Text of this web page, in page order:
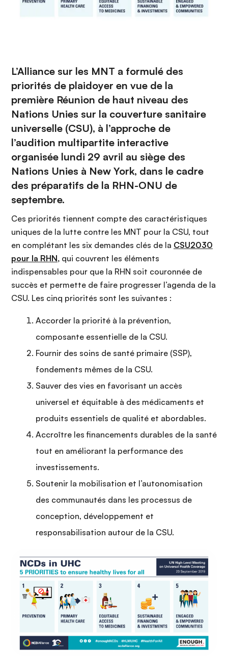
L’Alliance sur les MNT a formulé des
priorités de plaidoyer en vue de la
première Réunion de haut niveau des
Nations Unies sur la couverture sanitaire
universelle (CSU), à l’approche de
l’audition multipartite interactive
organisée lundi 29 avril au siège des
Nations Unies à New York, dans le cadre
des préparatifs de la RHN-ONU de
septembre.
Ces priorités tiennent compte des caractéristiques
uniques de la lutte contre les MNT pour la CSU, tout
en complétant les six demandes clés de la CSU2030
pour la RHN, qui couvrent les éléments
indispensables pour que la RHN soit couronnée de
succès et permette de faire progresser l’agenda de la
CSU. Les cinq priorités sont les suivantes :
Accorder la priorité à la prévention,
composante essentielle de la CSU.
Fournir des soins de santé primaire (SSP),
fondements mêmes de la CSU.
Sauver des vies en favorisant un accès
universel et équitable à des médicaments et
produits essentiels de qualité et abordables.
Accroître les financements durables de la santé
tout en améliorant la performance des
investissements.
Soutenir la mobilisation et l’autonomisation
des communautés dans les processus de
conception, développement et
responsabilisation autour de la CSU.